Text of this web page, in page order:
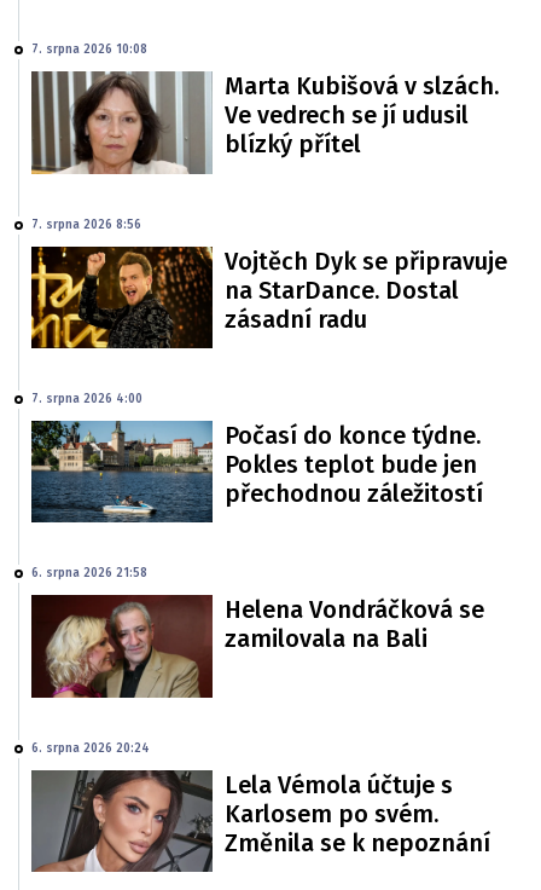
7. srpna 2026 10:08
Marta Kubišová v slzách.
Ve vedrech se jí udusil
blízký přítel
7. srpna 2026 8:56
Vojtěch Dyk se připravuje
na StarDance. Dostal
zásadní radu
7. srpna 2026 4:00
Počasí do konce týdne.
Pokles teplot bude jen
přechodnou záležitostí
6. srpna 2026 21:58
Helena Vondráčková se
zamilovala na Bali
6. srpna 2026 20:24
Lela Vémola účtuje s
Karlosem po svém.
Změnila se k nepoznání